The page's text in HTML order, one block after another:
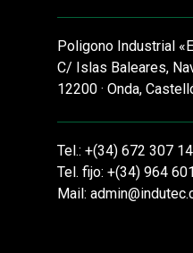
Poligono Industrial
C/ Islas Baleares,
12200 · Onda,
Tel.: +(34) 672 307
Tel. fijo: +(34) 964
Mail: